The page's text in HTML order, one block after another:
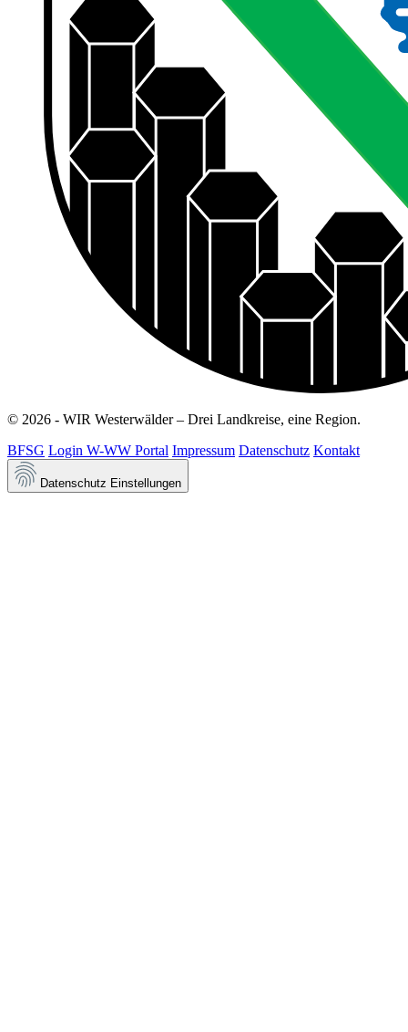
© 2026 - WIR Westerwälder – Drei Landkreise, eine Region.
BFSG Login W-WW Portal Impressum Datenschutz Kontakt
Datenschutz Einstellungen